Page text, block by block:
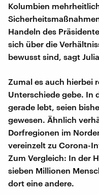
Kolumbien
Handeln des
sich über die
bewusst sind, sagt
Zumal es auch hierbei
Unterschiede gebe. In
gerade lebt, seien
gewesen. Ähnlich
Dorfregionen im
vereinzelt zu Corona-
Zum Vergleich: In der
sieben Millionen
dort eine andere.